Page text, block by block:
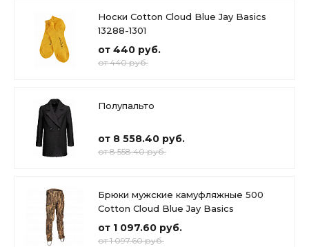
Носки Cotton Cloud Blue Jay Basics
13288-1301
от 440 руб.
от 440 руб.
Полупальто
от 8 558.40 руб.
от 8 558.40 руб.
Брюки мужские камуфляжные 500
Cotton Cloud Blue Jay Basics
от 1 097.60 руб.
от 1 097.60 руб.